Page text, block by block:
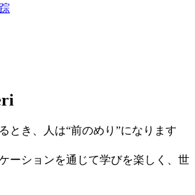
とき、人は“前のめり”になります
ーションを通じて学びを楽しく、世